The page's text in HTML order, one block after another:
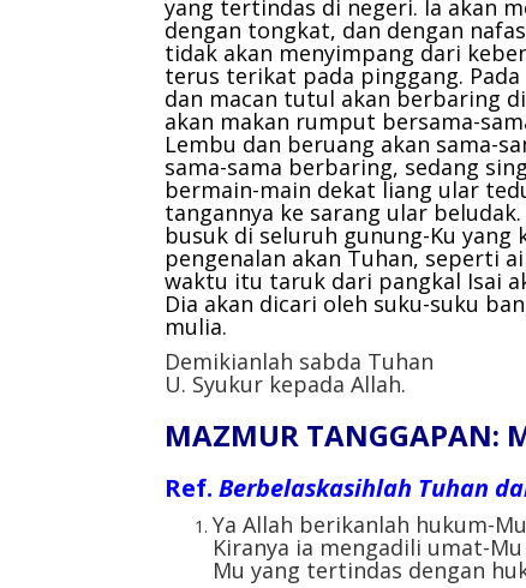
yang tertindas di negeri. Ia akan
dengan tongkat, dan dengan
tidak akan menyimpang dari
terus terikat pada pinggang.
dan macan tutul akan berbaring
akan makan rumput bersama-
Lembu dan beruang akan sama-
sama-sama berbaring, sedang
bermain-main dekat liang ular
tangannya ke sarang ular
busuk di seluruh gunung-Ku
pengenalan akan Tuhan, seperti
waktu itu taruk dari pangkal Isai
Dia akan dicari oleh suku-suku
mulia.
Demikianlah sabda Tuhan
U. Syukur kepada Allah.
MAZMUR TANGGAPAN:
Ref. Berbelaskasihlah Tuhan
Ya Allah berikanlah hukum-
Kiranya ia mengadili umat-
Mu yang tertindas dengan